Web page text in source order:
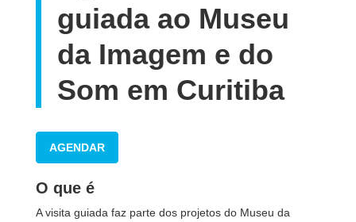
guiada ao Museu
da Imagem e do
Som em Curitiba
AGENDAR
O que é
A visita guiada faz parte dos projetos do Museu da